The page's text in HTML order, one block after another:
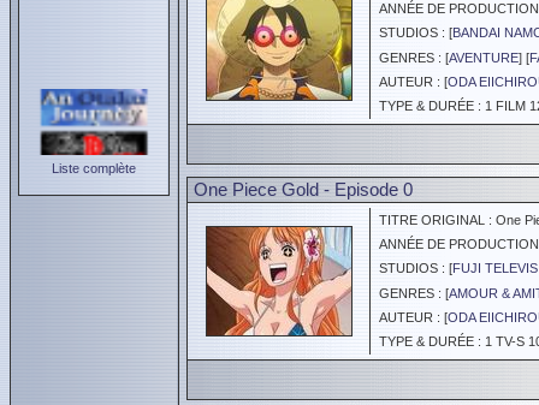
Liste complète
ANNÉE DE
STUDIOS : [BANDAI
GENRES : [AVENTURE] [
AUTEUR : [ODA
TYPE & DURÉE : 1 FILM
One Piece Gold - Episode 0
TITRE ORIGINAL : One
ANNÉE DE
STUDIOS : [FUJI
GENRES : [AMOUR &
AUTEUR : [ODA
TYPE & DURÉE : 1 TV-S